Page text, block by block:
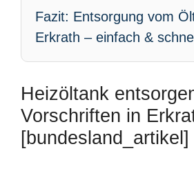
Fazit: Entsorgung vom
Erkrath – einfach & schnell
Heizöltank
Vorschriften in
[bundesland_artikel]